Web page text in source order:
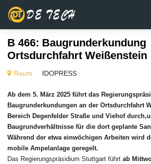
B 466: Baugrunderkundung
Ortsdurchfahrt Weißenstein
Raum IDOPRESS
Ab dem 5. März 2025 führt das
Baugrunderkundungen an der Ortsdurchfahrt
Bereich Degenfelder Straße und Viehof
Baugrundverhältnisse für die dort geplante
Während der etwa einwöchigen Arbeiten wird
mobile Ampelanlage geregelt.
Das Regierungspräsidium Stuttgart führt ab